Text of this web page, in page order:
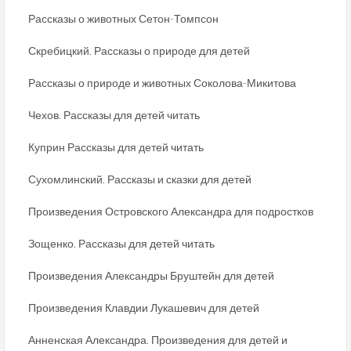
Рассказы о животных Сетон-Томпсон
Скребицкий. Рассказы о природе для детей
Рассказы о природе и животных Соколова-Микитова
Чехов. Рассказы для детей читать
Куприн Рассказы для детей читать
Сухомлинский. Рассказы и сказки для детей
Произведения Островского Александра для подростков
Зощенко. Рассказы для детей читать
Произведения Александры Бруштейн для детей
Произведения Клавдии Лукашевич для детей
Анненская Александра. Произведения для детей и